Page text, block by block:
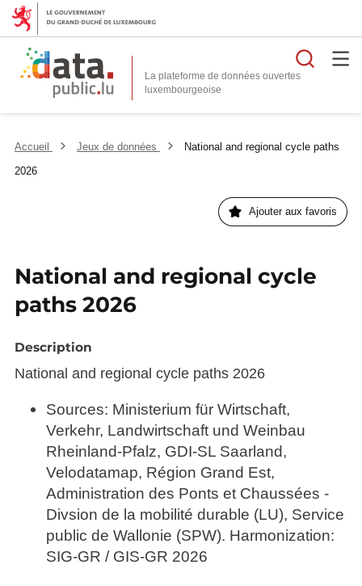
La plateforme de données ouvertes
Accueil Jeux de données
National and regional cycle paths
2026
Ajouter aux favoris
National and regional cycle
paths 2026
Description
National and regional cycle paths 2026
Sources: Ministerium für Wirtschaft,
Verkehr, Landwirtschaft und Weinbau
Rheinland-Pfalz, GDI-SL Saarland,
Velodatamap, Région Grand Est,
Administration des Ponts et Chaussées -
Divsion de la mobilité durable (LU), Service
public de Wallonie (SPW). Harmonization:
SIG-GR / GIS-GR 2026